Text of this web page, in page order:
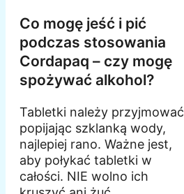
Co mogę jeść i pić
podczas stosowania
Cordapaq – czy mogę
spożywać alkohol?
Tabletki należy przyjmować
popijając szklanką wody,
najlepiej rano. Ważne jest,
aby połykać tabletki w
całości. NIE wolno ich